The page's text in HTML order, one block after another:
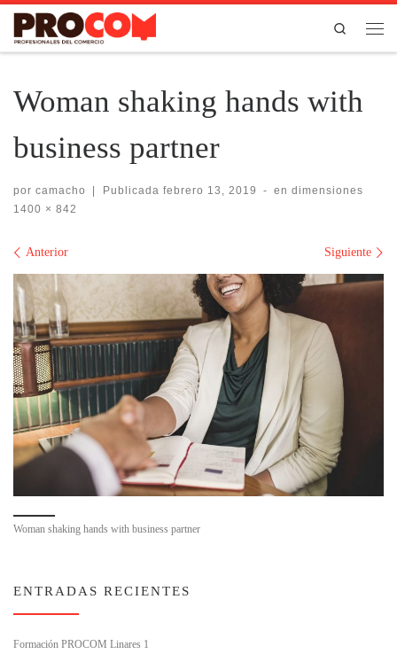
Saltar al contenido
Search
Woman shaking hands with
business partner
por camacho | Publicada febrero 13, 2019 -
en dimensiones
1400 × 842
Navegación de imágenes
Anterior Siguiente
Woman shaking hands with business partner
ENTRADAS RECIENTES
Formación PROCOM Linares 1